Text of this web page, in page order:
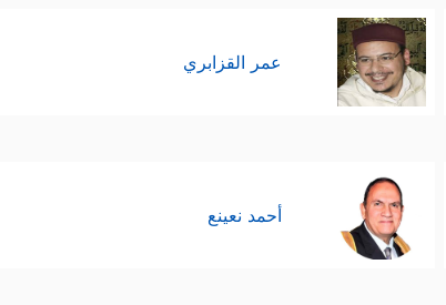
عمر القزابري
أحمد نعينع